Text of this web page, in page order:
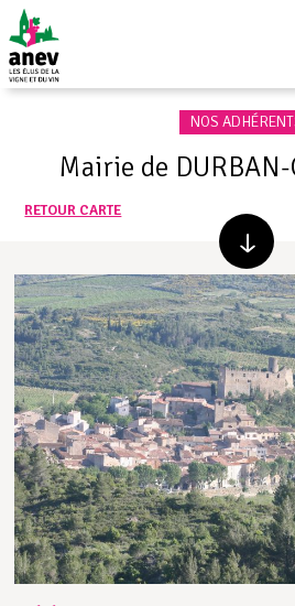
NOS
Mairie de DURBAN-
RETOUR CARTE